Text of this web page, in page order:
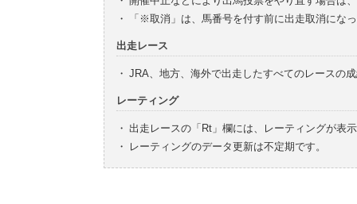
・
「※取消」は、馬番号を付す前に出走取消にな
出走レース
・ JRA、地方、海外で出走したすべてのレースの
レーティング
・ 出走レースの「Rt」欄には、レーティングが表
・
レーティングのデータ更新は不定期です。